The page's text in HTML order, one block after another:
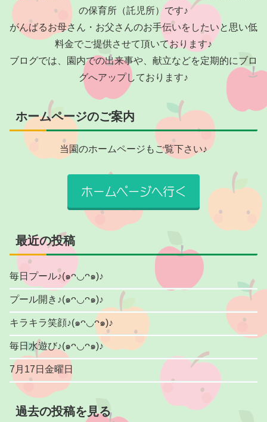
の保育所（託児所）です♪
がんばるお母さん・お父さんのお手伝いをしたいと思い低
料金でご提供させて頂いております♪
ブログでは、園内での出来事や、献立などを定期的にブロ
グへアップしております♪
ホームページのご案内
当園のホームページもご覧下さい♪
最近の投稿
毎日プール♪(๑ᴖ◡ᴖ๑)♪
プール開き♪(๑ᴖ◡ᴖ๑)♪
キラキラ笑顔♪(๑ᴖ◡ᴖ๑)♪
毎日水遊び♪(๑ᴖ◡ᴖ๑)♪
7月17日金曜日
過去の投稿を見る